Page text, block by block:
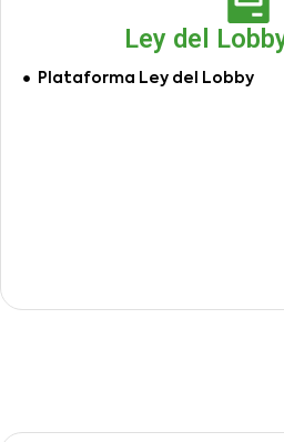
Ley del
Plataforma Ley del Lobby